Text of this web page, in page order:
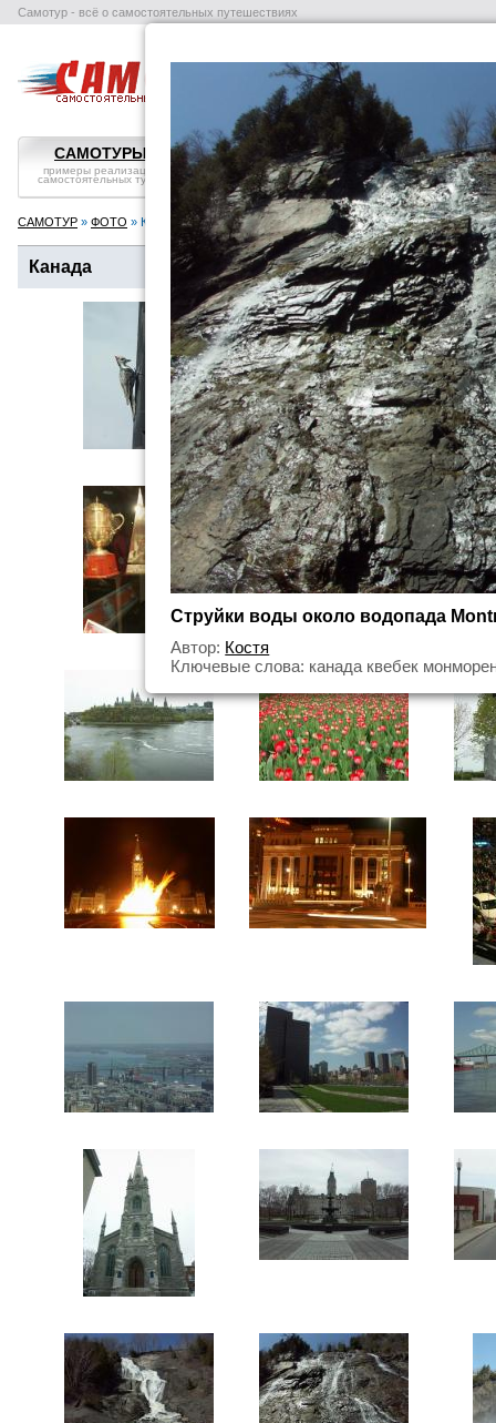
Самотур - всё о самостоятельных путешествиях
поиск отелей авиабилеты
САМОТУРЫ
примеры реализации
самостоятельных туров
ВОПРОС-ОТВЕТ
самостоятельные
путешествия: ликбез
СТРАНЫ
справка,
посмотреть
САМОТУР » ФОТО » Канада
Канада
Струйки воды около водопада
Автор: Костя
Ключевые слова: канада квебек